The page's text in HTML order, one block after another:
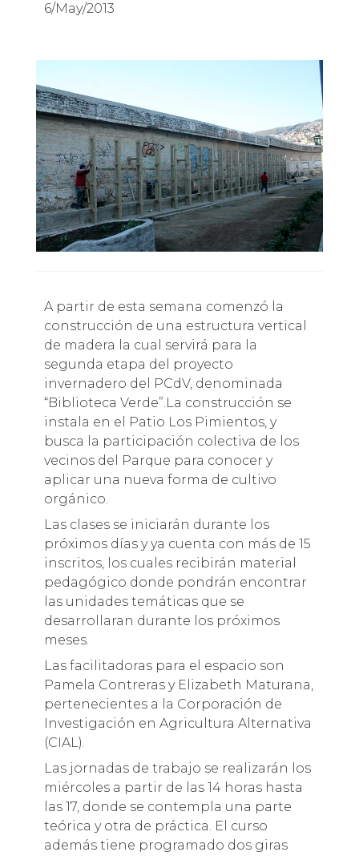
6/May/2013
A partir de esta semana comenzó la
construcción de una estructura vertical
de madera la cual servirá para la
segunda etapa del proyecto
invernadero del PCdV, denominada
“Biblioteca Verde”.La construcción se
instala en el Patio Los Pimientos, y
busca la participación colectiva de los
vecinos del Parque para conocer y
aplicar una nueva forma de cultivo
orgánico.
Las clases se iniciarán durante los
próximos días y ya cuenta con más de 15
inscritos, los cuales recibirán material
pedagógico donde pondrán encontrar
las unidades temáticas que se
desarrollaran durante los próximos
meses.
Las facilitadoras para el espacio son
Pamela Contreras y Elizabeth Maturana,
pertenecientes a la Corporación de
Investigación en Agricultura Alternativa
(CIAL).
Las jornadas de trabajo se realizarán los
miércoles a partir de las 14 horas hasta
las 17, donde se contempla una parte
teórica y otra de práctica. El curso
además tiene programado dos giras